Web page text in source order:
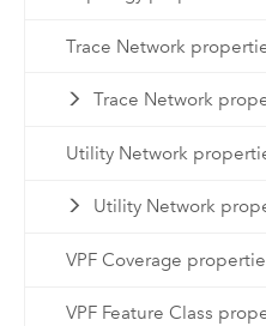
Trace Network
Trace Network
Utility Network
Utility Network
VPF Coverage
VPF Feature Class